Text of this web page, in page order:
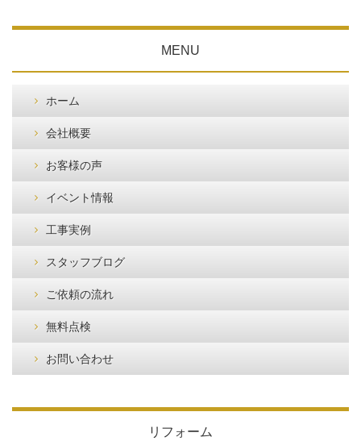
MENU
ホーム
会社概要
お客様の声
イベント情報
工事実例
スタッフブログ
ご依頼の流れ
無料点検
お問い合わせ
リフォーム